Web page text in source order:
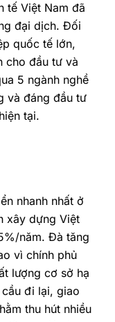
tế Việt Nam đã
đại dịch. Đối
quốc tế lớn,
cho đầu tư và
5 ngành nghề
và đáng đầu tư
tại.
nhanh nhất ở
xây dựng Việt
năm. Đà tăng
vì chính phủ
lượng cơ sở hạ
đi lại, giao
thu hút nhiều